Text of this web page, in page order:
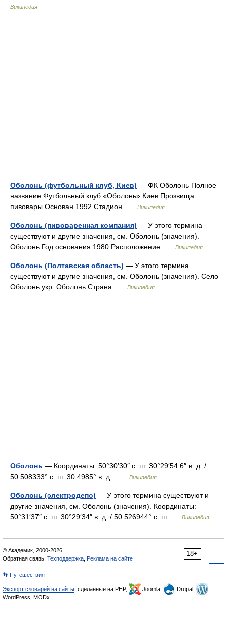
Википедия
Оболонь (футбольный клуб, Киев) — ФК Оболонь Полное
название Футбольный клуб «Оболонь» Киев Прозвища
пивовары Основан 1992 Стадион …
Википедия
Оболонь (пивоваренная компания) — У этого термина
существуют и другие значения, см. Оболонь (значения).
Оболонь Год основания 1980 Расположение …
Википедия
Оболонь (Полтавская область) — У этого термина
существуют и другие значения, см. Оболонь (значения). Село
Оболонь укр. Оболонь Страна …
Википедия
Оболонь — Координаты: 50°30′30″ с. ш. 30°29′54.6″ в. д. /
50.508333° с. ш. 30.4985° в. д. …
Википедия
Оболонь (электродепо) — У этого термина существуют и
другие значения, см. Оболонь (значения). Координаты:
50°31′37″ с. ш. 30°29′34″ в. д. / 50.526944° с. ш …
Википедия
18+
© Академик, 2000-2026
Обратная связь: Техподдержка Реклама на сайте
👣 Путешествия
Экспорт словарей на сайты , сделанные на PHP, Joomla,
Drupal,
WordPress, MODx.